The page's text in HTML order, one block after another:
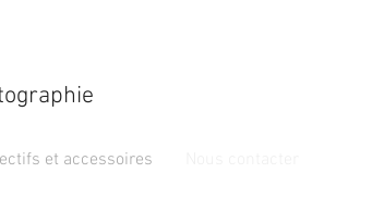
et accessoires